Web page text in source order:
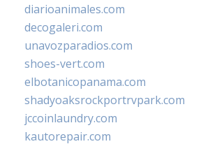
diarioanimales.com
decogaleri.com
unavozparadios.com
shoes-vert.com
elbotanicopanama.com
shadyoaksrockportrvpark.com
jccoinlaundry.com
kautorepair.com